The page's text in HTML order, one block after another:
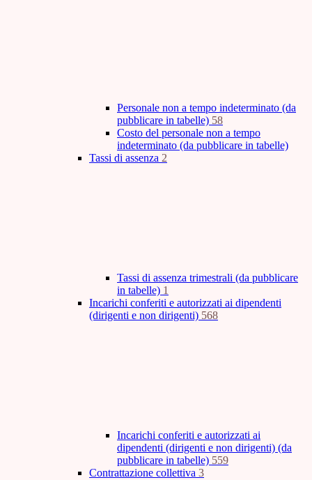
Personale non a tempo indeterminato (da
pubblicare in tabelle) 58
Costo del personale non a tempo
indeterminato (da pubblicare in tabelle)
Tassi di assenza 2
Tassi di assenza trimestrali (da pubblicare
in tabelle) 1
Incarichi conferiti e autorizzati ai dipendenti
(dirigenti e non dirigenti) 568
Incarichi conferiti e autorizzati ai
dipendenti (dirigenti e non dirigenti) (da
pubblicare in tabelle) 559
Contrattazione collettiva 3